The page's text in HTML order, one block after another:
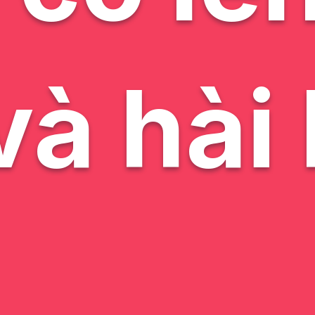
hài